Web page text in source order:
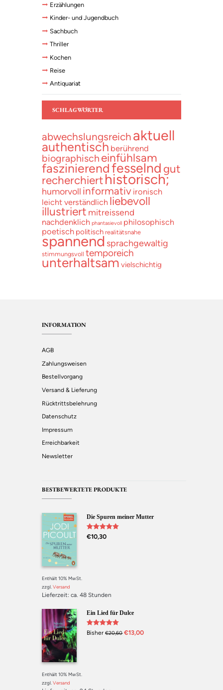
Erzählungen
Kinder- und Jugendbuch
Sachbuch
Thriller
Kochen
Reise
Antiquariat
SCHLAGWÖRTER
abwechslungsreich aktuell
authentisch berührend
biographisch einfühlsam
faszinierendfesselnd gut
recherchierthistorisch;
humorvoll informativ ironisch
leicht verständlich liebevoll
illustriert mitreissend
nachdenklich phantasievoll philosophisch
poetisch politisch realitätsnahe
spannend sprachgewaltig
stimmungsvoll temporeich
unterhaltsam vielschichtig
INFORMATION
AGB
Zahlungsweisen
Bestellvorgang
Versand & Lieferung
Rücktrittsbelehrung
Datenschutz
Impressum
Erreichbarkeit
Newsletter
BESTBEWERTETE PRODUKTE
Die Spuren meiner Mutter
Bewertet mit
5.00 von 5
€10,30
Enthält 10% MwSt.
zzgl. Versand
Lieferzeit: ca. 48 Stunden
Ein Lied für Dulce
Bewertet mit
von 5
Bisher €20,60 €13,00
Enthält 10% MwSt.
zzgl. Versand